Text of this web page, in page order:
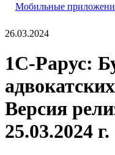
Мобильные
26.03.2024
1С-Рарус:
Версия
25.03.2024 г.